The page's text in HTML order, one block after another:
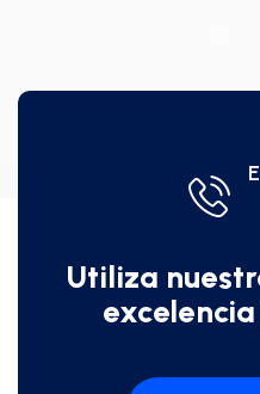
Utiliza